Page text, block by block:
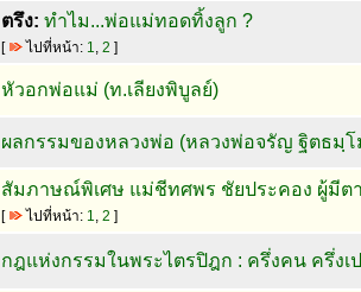
ตรึง: ทำไม...พ่อแม่ทอดทิ้งลูก ?
[ ไปที่หน้า: 1, 2 ]
หัวอกพ่อแม่ (ท.เลียงพิบูลย์)
ผลกรรมของหลวงพ่อ (หลวงพ่อจรัญ ฐิตธมฺโ
สัมภาษณ์พิเศษ แม่ชีทศพร ชัยประคอง ผู้มีต
[ ไปที่หน้า: 1, 2 ]
กฎแห่งกรรมในพระไตรปิฎก : ครึ่งคน ครึ่งเ